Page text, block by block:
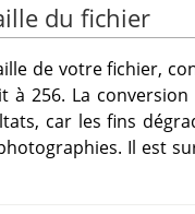
du fichier
de votre fichier,
256. La
car les fins
Il est